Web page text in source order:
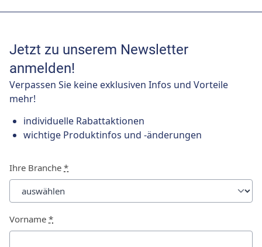
Jetzt zu unserem Newsletter
anmelden!
Verpassen Sie keine exklusiven Infos und Vorteile
mehr!
individuelle Rabattaktionen
wichtige Produktinfos und -änderungen
Ihre Branche *
Vorname *